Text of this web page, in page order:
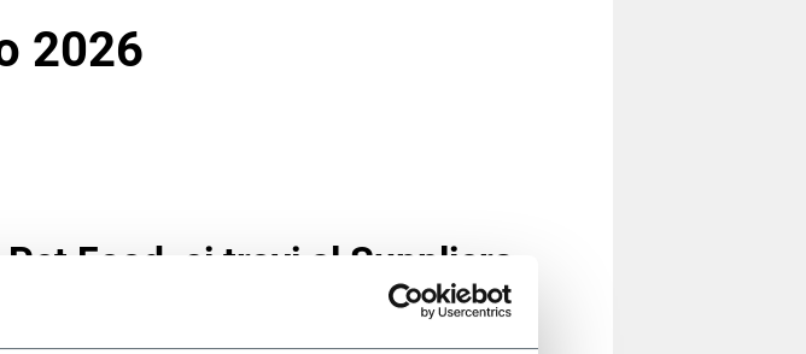
2026
Food, ci trovi al Suppliers